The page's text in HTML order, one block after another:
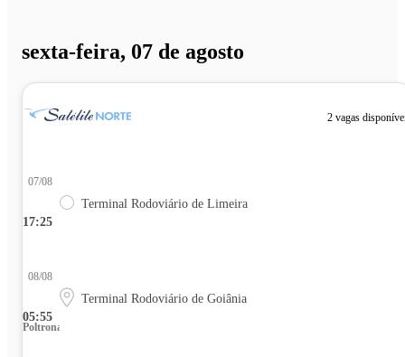
sexta-feira, 07 de agosto
2 vagas
17:25
07/08
Terminal Rodoviário de Limeira
05:55
08/08
Terminal Rodoviário de Goiânia
Poltrona